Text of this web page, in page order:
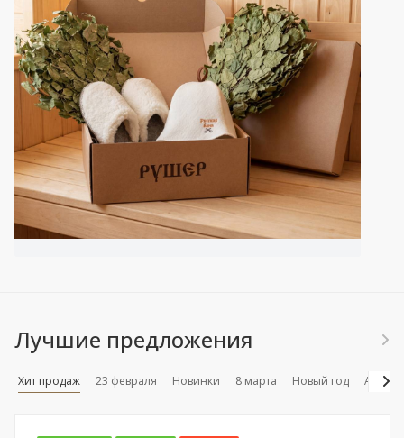
Лучшие предложения
Хит продаж 23 февраля Новинки 8 марта Новый год Акция